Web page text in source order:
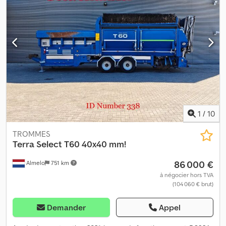
siège Sans distributeur en bas Siège chauffant Phare de travail
au siège Phare de travail sur le bras Protection de distributeur et
des vérins Manomètre Compteur horaire Grue non montée,
disponible de suite
1 / 10
Almelo 751 km
TROMMES
Terra Select T60 40x40 mm!
86 000 €
à négocier hors TVA
(104 060 € brut)
Demander Appel